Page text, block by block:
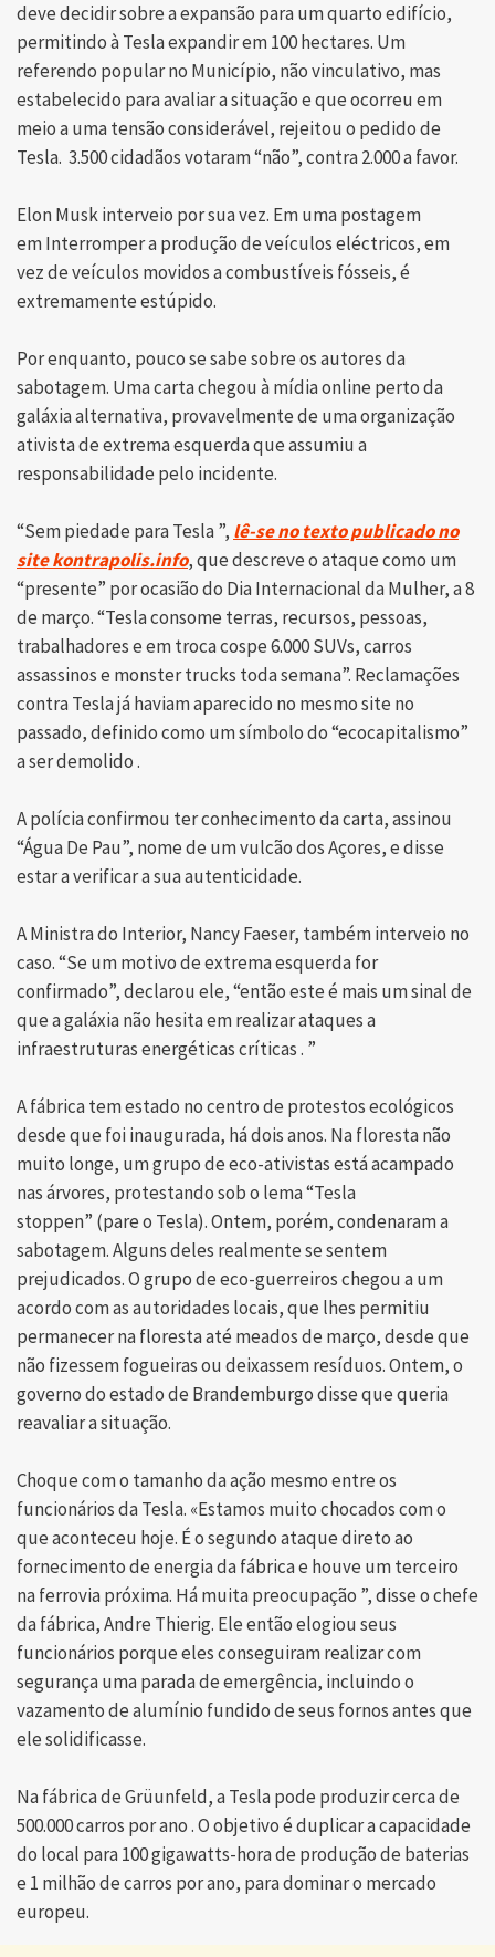
deve decidir sobre a expansão para um quarto edifício,
permitindo à Tesla expandir em 100 hectares. Um
referendo popular no Município, não vinculativo, mas
estabelecido para avaliar a situação e que ocorreu em
meio a uma tensão considerável, rejeitou o pedido de
Tesla. 3.500 cidadãos votaram “não”, contra 2.000 a favor.
Elon Musk interveio por sua vez. Em uma postagem
em Interromper a produção de veículos eléctricos, em
vez de veículos movidos a combustíveis fósseis, é
extremamente estúpido.
Por enquanto, pouco se sabe sobre os autores da
sabotagem. Uma carta chegou à mídia online perto da
galáxia alternativa, provavelmente de uma organização
ativista de extrema esquerda que assumiu a
responsabilidade pelo incidente.
“Sem piedade para Tesla ”, lê-se no texto publicado no
site kontrapolis.info, que descreve o ataque como um
“presente” por ocasião do Dia Internacional da Mulher, a 8
de março. “Tesla consome terras, recursos, pessoas,
trabalhadores e em troca cospe 6.000 SUVs, carros
assassinos e monster trucks toda semana”. Reclamações
contra Tesla já haviam aparecido no mesmo site no
passado, definido como um símbolo do “ecocapitalismo”
a ser demolido .
A polícia confirmou ter conhecimento da carta, assinou
“Água De Pau”, nome de um vulcão dos Açores, e disse
estar a verificar a sua autenticidade.
A Ministra do Interior, Nancy Faeser, também interveio no
caso. “Se um motivo de extrema esquerda for
confirmado”, declarou ele, “então este é mais um sinal de
que a galáxia não hesita em realizar ataques a
infraestruturas energéticas críticas . ”
A fábrica tem estado no centro de protestos ecológicos
desde que foi inaugurada, há dois anos. Na floresta não
muito longe, um grupo de eco-ativistas está acampado
nas árvores, protestando sob o lema “Tesla
stoppen” (pare o Tesla). Ontem, porém, condenaram a
sabotagem. Alguns deles realmente se sentem
prejudicados. O grupo de eco-guerreiros chegou a um
acordo com as autoridades locais, que lhes permitiu
permanecer na floresta até meados de março, desde que
não fizessem fogueiras ou deixassem resíduos. Ontem, o
governo do estado de Brandemburgo disse que queria
reavaliar a situação.
Choque com o tamanho da ação mesmo entre os
funcionários da Tesla. «Estamos muito chocados com o
que aconteceu hoje. É o segundo ataque direto ao
fornecimento de energia da fábrica e houve um terceiro
na ferrovia próxima. Há muita preocupação ”, disse o chefe
da fábrica, Andre Thierig. Ele então elogiou seus
funcionários porque eles conseguiram realizar com
segurança uma parada de emergência, incluindo o
vazamento de alumínio fundido de seus fornos antes que
ele solidificasse.
Na fábrica de Grüunfeld, a Tesla pode produzir cerca de
500.000 carros por ano . O objetivo é duplicar a capacidade
do local para 100 gigawatts-hora de produção de baterias
e 1 milhão de carros por ano, para dominar o mercado
europeu.